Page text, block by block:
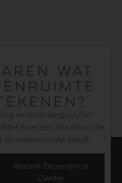
WAT
en kom langs in het
hoe een doordachte
en ademruimte biedt.
Bezoek Experience
Center